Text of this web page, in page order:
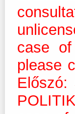
case
please
Előszó: